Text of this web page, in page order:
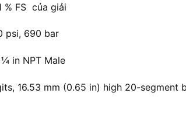
% FS của giải
psi, 690 bar
in NPT Male
16.53 mm (0.65 in) high 20-segment